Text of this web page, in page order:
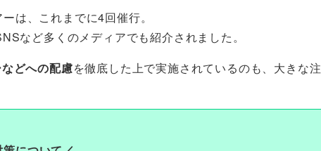
は、これまでに4回催行。
など多くのメディアでも紹介されました。
どへの配慮を徹底した上で実施されているのも、大きな注